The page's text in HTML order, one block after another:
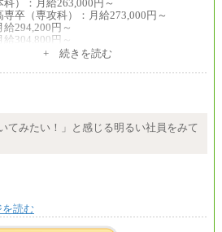
）：月給263,000円～
卒（専攻科）：月給273,000円～
294,200円～
304,800円～
を入社後の実業務において発揮できると
ります
ト職
円
+ 続きを読む
てみたい！」と感じる明るい社員をみて
読む